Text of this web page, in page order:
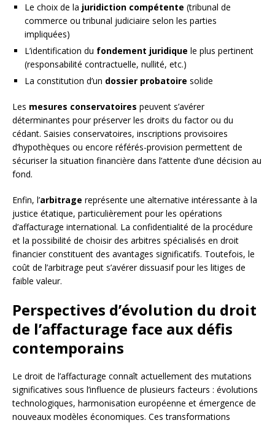
Le choix de la juridiction compétente (tribunal de
commerce ou tribunal judiciaire selon les parties
impliquées)
L’identification du fondement juridique le plus pertinent
(responsabilité contractuelle, nullité, etc.)
La constitution d’un dossier probatoire solide
Les mesures conservatoires peuvent s’avérer
déterminantes pour préserver les droits du factor ou du
cédant. Saisies conservatoires, inscriptions provisoires
d’hypothèques ou encore référés-provision permettent de
sécuriser la situation financière dans l’attente d’une décision au
fond.
Enfin, l’arbitrage représente une alternative intéressante à la
justice étatique, particulièrement pour les opérations
d’affacturage international. La confidentialité de la procédure
et la possibilité de choisir des arbitres spécialisés en droit
financier constituent des avantages significatifs. Toutefois, le
coût de l’arbitrage peut s’avérer dissuasif pour les litiges de
faible valeur.
Perspectives d’évolution du droit
de l’affacturage face aux défis
contemporains
Le droit de l’affacturage connaît actuellement des mutations
significatives sous l’influence de plusieurs facteurs : évolutions
technologiques, harmonisation européenne et émergence de
nouveaux modèles économiques. Ces transformations